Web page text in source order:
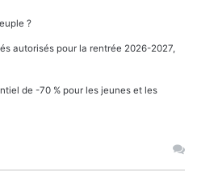
?
autorisés pour la rentrée 2026-2027,
de -70 % pour les jeunes et les